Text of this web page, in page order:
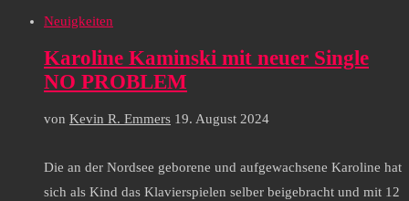
Neuigkeiten
Karoline Kaminski mit neuer Single
NO PROBLEM
von Kevin R. Emmers 19. August 2024
Die an der Nordsee geborene und aufgewachsene Karoline hat
sich als Kind das Klavierspielen selber beigebracht und mit 12